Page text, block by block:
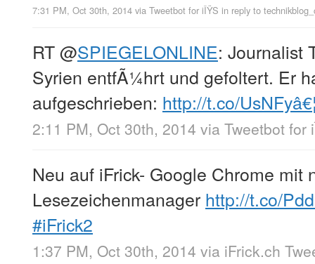
7:31 PM, Oct 30th, 2014 via Tweetbot for iÎŸS in reply to
RT@SPIEGELONLINE: Journalist
Syrien entfÃ¼hrt und gefoltert. Er
aufgeschrieben: http://t.co/
2:11 PM, Oct 30th, 2014 via Tweetbot for
Neu auf iFrick- Google Chrome mit
Lesezeichenmanager http://t.co/
#iFrick2
1:37 PM, Oct 30th, 2014 via iFrick.ch